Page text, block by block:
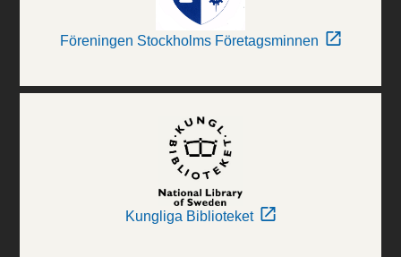
Föreningen Stockholms Företagsminnen
Kungliga Biblioteket